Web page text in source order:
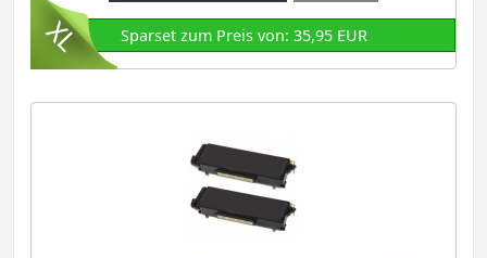
Sparset zum Preis von: 35,95 EUR